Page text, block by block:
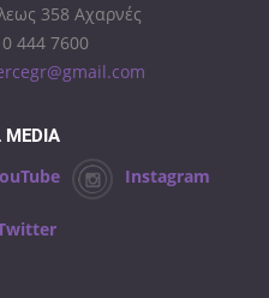
358 Αχαρνές
444 7600
MEDIA
Instagram